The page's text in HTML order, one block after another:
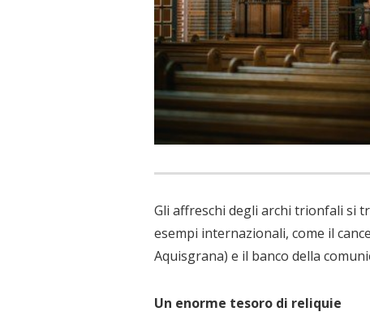
Gli affreschi degli archi trionfali si
esempi internazionali, come il
Aquisgrana) e il banco della
Un enorme tesoro di reliquie